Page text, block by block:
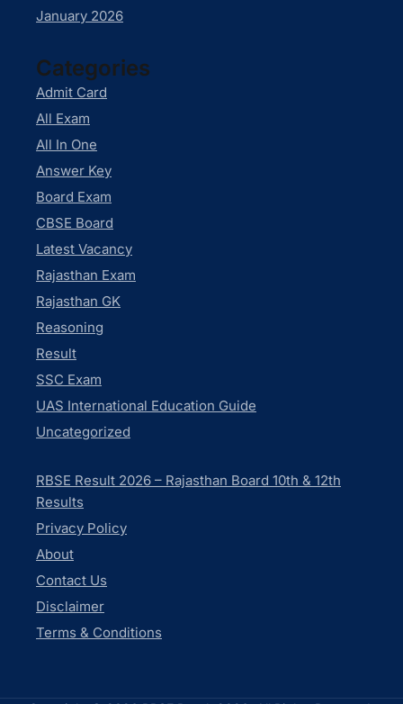
January 2026
Categories
Admit Card
All Exam
All In One
Answer Key
Board Exam
CBSE Board
Latest Vacancy
Rajasthan Exam
Rajasthan GK
Reasoning
Result
SSC Exam
UAS International Education Guide
Uncategorized
RBSE Result 2026 – Rajasthan Board 10th & 12th
Results
Privacy Policy
About
Contact Us
Disclaimer
Terms & Conditions